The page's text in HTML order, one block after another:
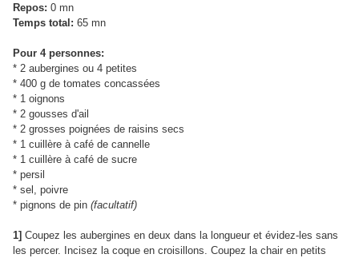
Repos: 0 mn
Temps total: 65 mn
Pour 4 personnes:
* 2 aubergines ou 4 petites
* 400 g de tomates concassées
* 1 oignons
* 2 gousses d'ail
* 2 grosses poignées de raisins secs
* 1 cuillère à café de cannelle
* 1 cuillère à café de sucre
* persil
* sel, poivre
* pignons de pin (facultatif)
1] Coupez les aubergines en deux dans la longueur et évidez-les sans
les percer. Incisez la coque en croisillons. Coupez la chair en petits